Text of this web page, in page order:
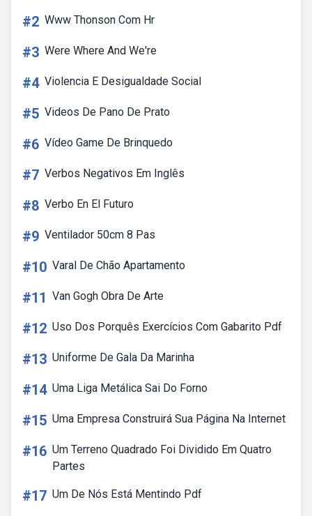
#2 Www Thonson Com Hr
#3 Were Where And We're
#4 Violencia E Desigualdade Social
#5 Videos De Pano De Prato
#6 Vídeo Game De Brinquedo
#7 Verbos Negativos Em Inglês
#8 Verbo En El Futuro
#9 Ventilador 50cm 8 Pas
#10 Varal De Chão Apartamento
#11 Van Gogh Obra De Arte
#12 Uso Dos Porquês Exercícios Com Gabarito Pdf
#13 Uniforme De Gala Da Marinha
#14 Uma Liga Metálica Sai Do Forno
#15 Uma Empresa Construirá Sua Página Na Internet
#16 Um Terreno Quadrado Foi Dividido Em Quatro
Partes
#17 Um De Nós Está Mentindo Pdf